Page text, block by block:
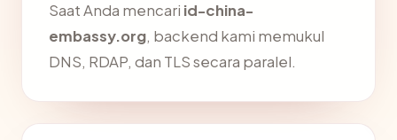
Saat Anda mencari id-china-
embassy.org, backend kami memukul
DNS, RDAP, dan TLS secara paralel.